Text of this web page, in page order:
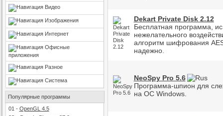
Видео
Изображения
Интернет
Офисные
приложения
Разное
Система
Популярные программы
01 - OpenGL 4.5
Dekart Private Disk 2.12
Бесплатная программа,
нежелательного
алгоритм шифрования
надежно.
NeoSpy Pro 5.6
Программа-шпион для
на ОС Windows.